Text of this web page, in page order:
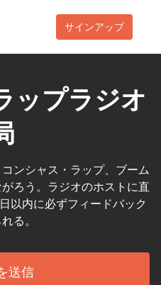
サインアップ
ップラジオ
ンシャス・ラップ、ブーム
ろう。ラジオのホストに直
以内に必ずフィードバック
る。
送信